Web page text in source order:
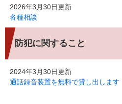
2026年3月30日更新
各種相談
防犯に関すること
2024年3月30日更新
通話録音装置を無料で貸し出します